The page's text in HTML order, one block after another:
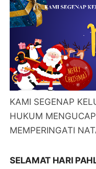
KAMI SEGENAP
HUKUM
MEMPERINGATI
SELAMAT HARI